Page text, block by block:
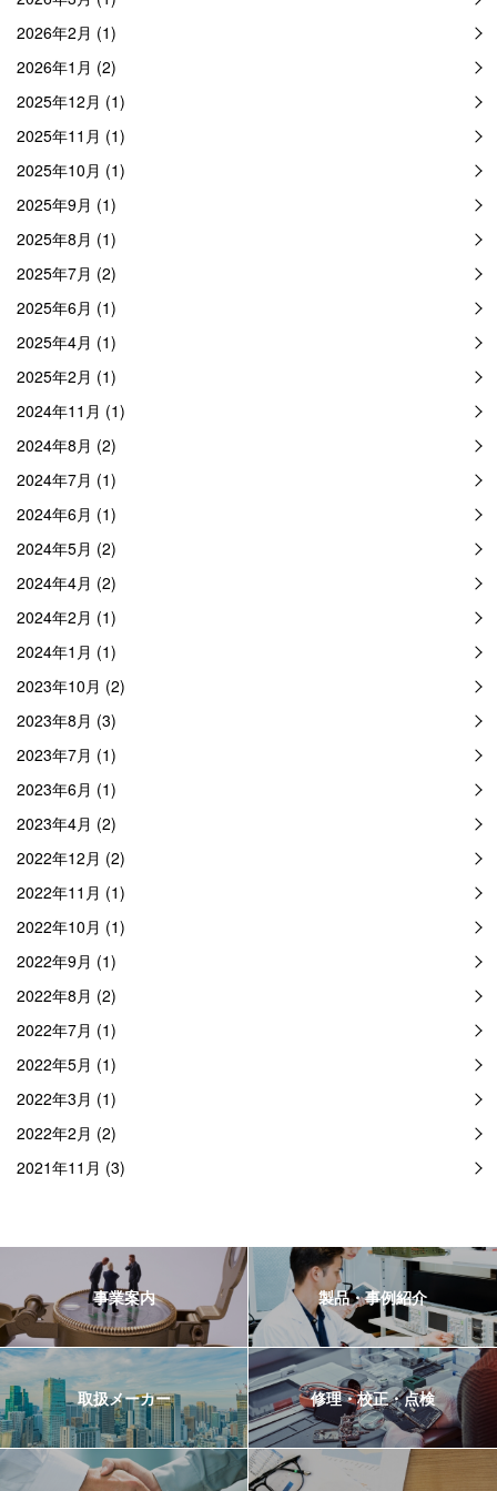
2026年2月 (1)
2026年1月 (2)
2025年12月 (1)
2025年11月 (1)
2025年10月 (1)
2025年9月 (1)
2025年8月 (1)
2025年7月 (2)
2025年6月 (1)
2025年4月 (1)
2025年2月 (1)
2024年11月 (1)
2024年8月 (2)
2024年7月 (1)
2024年6月 (1)
2024年5月 (2)
2024年4月 (2)
2024年2月 (1)
2024年1月 (1)
2023年10月 (2)
2023年8月 (3)
2023年7月 (1)
2023年6月 (1)
2023年4月 (2)
2022年12月 (2)
2022年11月 (1)
2022年10月 (1)
2022年9月 (1)
2022年8月 (2)
2022年7月 (1)
2022年5月 (1)
2022年3月 (1)
2022年2月 (2)
2021年11月 (3)
事業案内 製品・事例紹介
取扱メーカー 修理・校正・点検